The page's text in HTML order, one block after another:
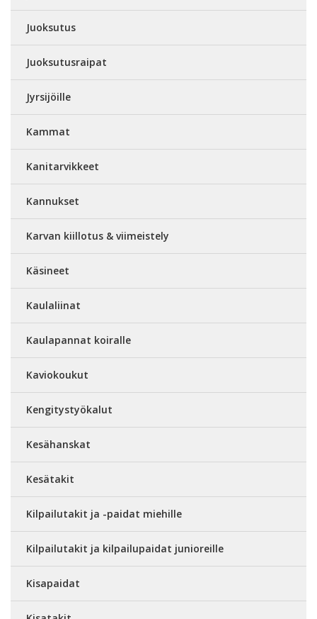
Juoksutus
Juoksutusraipat
Jyrsijöille
Kammat
Kanitarvikkeet
Kannukset
Karvan kiillotus & viimeistely
Käsineet
Kaulaliinat
Kaulapannat koiralle
Kaviokoukut
Kengitystyökalut
Kesähanskat
Kesätakit
Kilpailutakit ja -paidat miehille
Kilpailutakit ja kilpailupaidat junioreille
Kisapaidat